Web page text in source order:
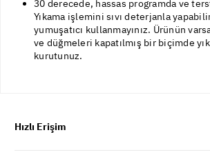
30 derecede, hassas programda ve
Yıkama işlemini sıvı deterjanla
yumuşatıcı kullanmayınız. Ürünün
ve düğmeleri kapatılmış bir biçimde
kurutunuz.
Hızlı Erişim